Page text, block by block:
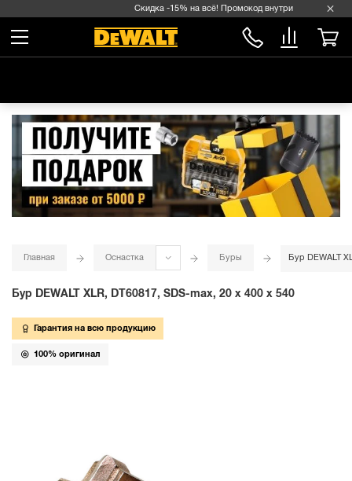
Скидка -15% на всё! Промокод внутри →
Главная Оснастка Буры Бур DEWALT
Бур DEWALT XLR, DT60817, SDS-max, 20 x 400 x 540
Гарантия на всю продукцию
100% оригинал